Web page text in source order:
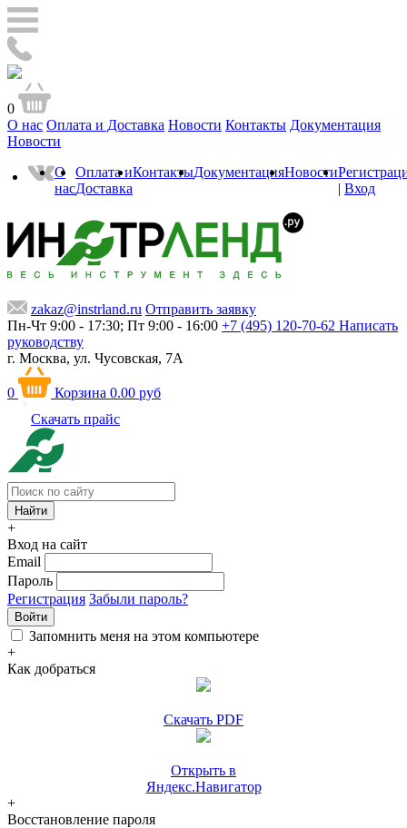
0
О нас Оплата и Доставка Новости Контакты Документация
Новости
О
нас
Оплата и
Доставка
КонтактыДокументацияНовости
| Вход
zakaz@instrland.ru Отправить заявку
Пн-Чт 9:00 - 17:30; Пт 9:00 - 16:00 +7 (495) 120-70-62 Написать
руководству
г. Москва, ул. Чусовская, 7А
0 Корзина 0.00 руб
Скачать прайс
+
Вход на сайт
Email
Пароль
Регистрация Забыли пароль?
Войти
Запомнить меня на этом компьютере
+
Как добраться
Скачать PDF
Открыть в
Яндекс.Навигатор
+
Восстановление пароля